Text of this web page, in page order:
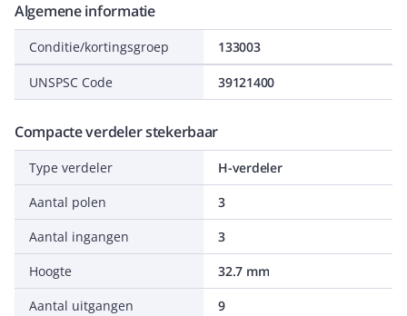
Algemene informatie
Conditie/kortingsgroep 133003
UNSPSC Code 39121400
Compacte verdeler stekerbaar
Type verdeler
H-verdeler
Aantal polen
3
Aantal ingangen
3
Hoogte
32.7 mm
Aantal uitgangen
9